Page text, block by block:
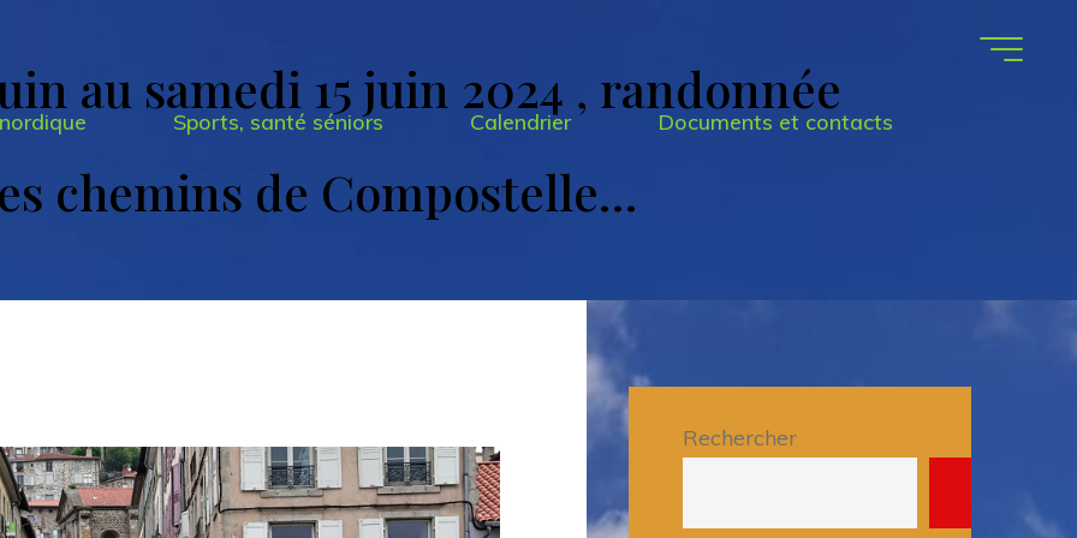
Sports, santé séniors Calendrier Documents et contacts
au samedi 15 juin 2024 , randonnée
chemins de Compostelle…
Rechercher